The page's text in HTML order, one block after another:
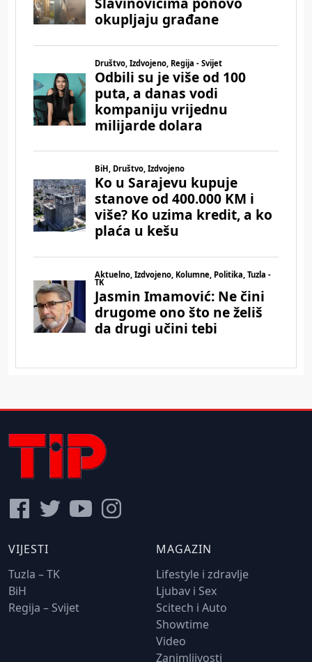
VIJESTI
Tuzla – TK
BiH
Regija – Svijet
MAGAZIN
Lifestyle i zdravlje
Ljubav i Sex
Scitech i Auto
Showtime
Video
Zanimljivosti